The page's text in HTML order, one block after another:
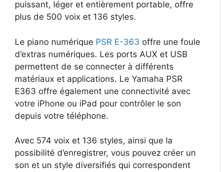
puissant, léger et entièrement portable, offre
plus de 500 voix et 136 styles.
Le piano numérique PSR E-363 offre une foule
d’extras numériques. Les ports AUX et USB
permettent de se connecter à différents
matériaux et applications. Le Yamaha PSR
E363 offre également une connectivité avec
votre iPhone ou iPad pour contrôler le son
depuis votre téléphone.
Avec 574 voix et 136 styles, ainsi que la
possibilité d’enregistrer, vous pouvez créer un
son et un style diversifiés qui correspondent